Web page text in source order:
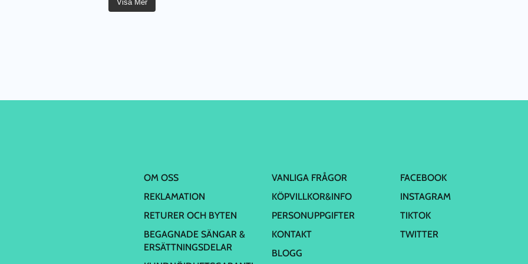
Visa Mer
OM OSS
REKLAMATION
RETURER OCH BYTEN
BEGAGNADE SÄNGAR &
ERSÄTTNINGSDELAR
VANLIGA FRÅGOR
KÖPVILLKOR&INFO
PERSONUPPGIFTER
KONTAKT
BLOGG
FACEBOOK
INSTAGRAM
TIKTOK
TWITTER